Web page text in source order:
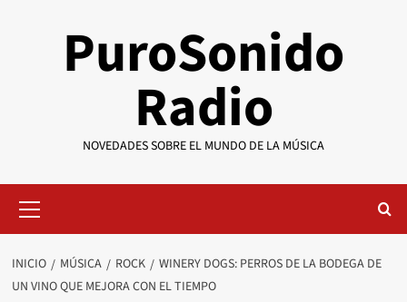
PuroSonido
Radio
NOVEDADES SOBRE EL MUNDO DE LA MÚSICA
primario
INICIO MÚSICA ROCK
WINERY DOGS: PERROS DE LA BODEGA DE
UN VINO QUE MEJORA CON EL TIEMPO